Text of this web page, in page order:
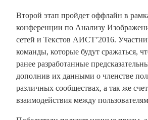
Второй этап пройдет оффлайн в
конференции по Анализу
сетей и Текстов АИСТ’2016.
команды, которые будут сражаться,
ранее разработанные
дополнив их данными о членстве
различных сообществах, а так же
взаимодействия между